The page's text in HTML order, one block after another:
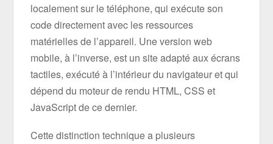
localement sur le téléphone, qui exécute son
code directement avec les ressources
matérielles de l’appareil. Une version web
mobile, à l’inverse, est un site adapté aux écrans
tactiles, exécuté à l’intérieur du navigateur et qui
dépend du moteur de rendu HTML, CSS et
JavaScript de ce dernier.
Cette distinction technique a plusieurs